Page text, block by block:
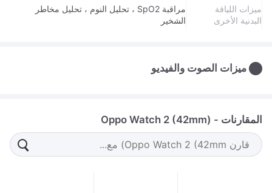
ميزات اللياقة
البدنية الأخرى
مراقبة SpO2 ، تحليل النوم ، تحليل مخاطر
الشخير
ميزات الصوت والفيديو
المقارنات - Oppo Watch 2 (42mm)